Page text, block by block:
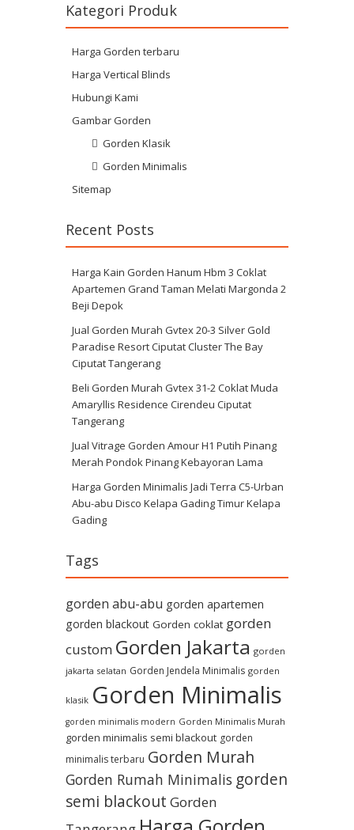
Kategori Produk
Harga Gorden terbaru
Harga Vertical Blinds
Hubungi Kami
Gambar Gorden
Gorden Klasik
Gorden Minimalis
Sitemap
Recent Posts
Harga Kain Gorden Hanum Hbm 3 Coklat
Apartemen Grand Taman Melati Margonda 2
Beji Depok
Jual Gorden Murah Gvtex 20-3 Silver Gold
Paradise Resort Ciputat Cluster The Bay
Ciputat Tangerang
Beli Gorden Murah Gvtex 31-2 Coklat Muda
Amaryllis Residence Cirendeu Ciputat
Tangerang
Jual Vitrage Gorden Amour H1 Putih Pinang
Merah Pondok Pinang Kebayoran Lama
Harga Gorden Minimalis Jadi Terra C5-Urban
Abu-abu Disco Kelapa Gading Timur Kelapa
Gading
Tags
gorden abu-abu gorden apartemen
gorden blackout Gorden coklat gorden
custom Gorden Jakarta gorden
jakarta selatan Gorden Jendela Minimalis gorden
klasik Gorden Minimalis
gorden minimalis modern Gorden Minimalis Murah
gorden minimalis semi blackout gorden
minimalis terbaru Gorden Murah
Gorden Rumah Minimalis gorden
semi blackout Gorden